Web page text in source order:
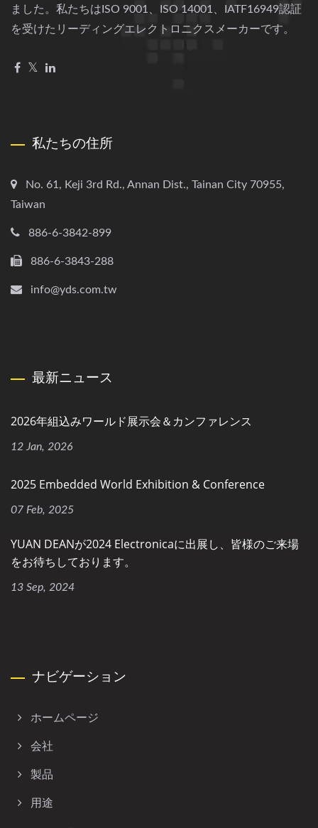
ました。私たちはISO 9001、ISO 14001、IATF16949認証
を受けたリーディングエレクトロニクスメーカーです。
私たちの住所
No. 61, Keji 3rd Rd., Annan Dist., Tainan City 70955,
Taiwan
886-6-3842-899
886-6-3843-288
info@yds.com.tw
最新ニュース
2026年組込みワールド展示会＆カンファレンス
12 Jan, 2026
2025 Embedded World Exhibition & Conference
07 Feb, 2025
YUAN DEANが2024 Electronicaに出展し、皆様のご来場
をお待ちしております。
13 Sep, 2024
ナビゲーション
ホームページ
会社
製品
用途